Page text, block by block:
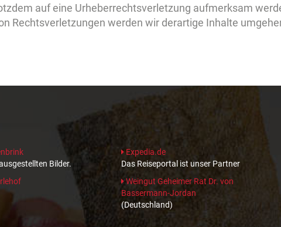
auf eine Urheberrechtsverletzung aufmerksam
Rechtsverletzungen werden wir derartige Inhalte
Bilder.
Expedia.de
Das Reiseportal ist unser Partner
Weingut Geheimer Rat Dr. von
Bassermann-Jordan
(Deutschland)